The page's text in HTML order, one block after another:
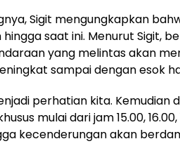
Sigit mengungkapkan
saat ini. Menurut Sigit,
yang melintas akan
sampai dengan esok
perhatian kita. Kemudian
mulai dari jam 15.00, 16.00,
kecenderungan akan